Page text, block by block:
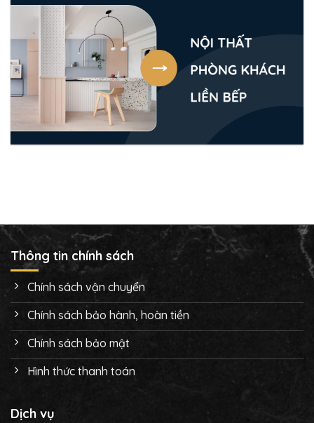
Thông tin chính sách
Chính sách vận chuyển
Chính sách bảo hành, hoàn tiền
Chính sách bảo mật
Hình thức thanh toán
Dịch vụ